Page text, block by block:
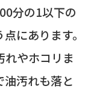
分の1以下の
にあります。
れやホコリま
汚れも落と